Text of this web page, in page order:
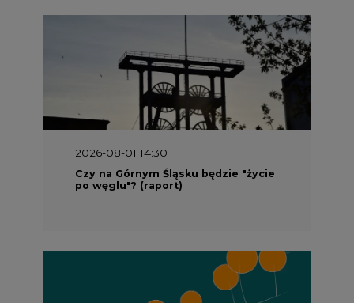
2026-08-01 14:30
Czy na Górnym Śląsku będzie "życie
po węglu"? (raport)